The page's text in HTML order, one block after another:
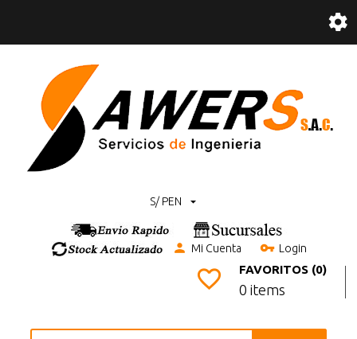
S/ PEN
Mi Cuenta Login
FAVORITOS (0)
0 items